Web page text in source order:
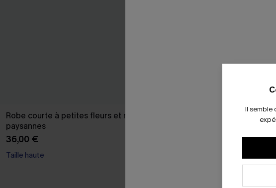
Robe courte à petites fleurs et manches
paysannes
36,00 €
Taille haute
Robe de fête portefeuille
Il semble